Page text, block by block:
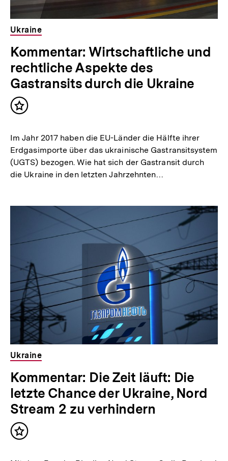
Ukraine
Kommentar: Wirtschaftliche und
rechtliche Aspekte des
Gastransits durch die Ukraine
Inhalt
Im Jahr 2017 haben die EU-Länder die Hälfte ihrer
Erdgasimporte über das ukrainische Gastransitsystem
(UGTS) bezogen. Wie hat sich der Gastransit durch
die Ukraine in den letzten Jahrzehnten…
Ukraine
Kommentar: Die Zeit läuft: Die
letzte Chance der Ukraine, Nord
Stream 2 zu verhindern
Inhalt